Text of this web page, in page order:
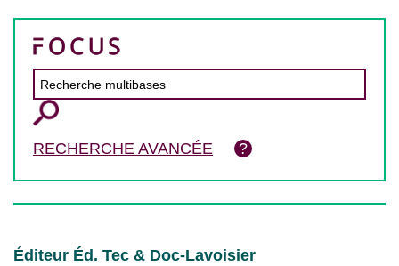
RECHERCHE AVANCÉE
Éditeur Éd. Tec & Doc-Lavoisier